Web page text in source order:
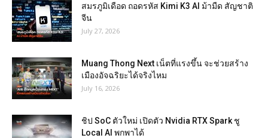
สมรภูมิเดือด ถอดรหัส Kimi K3 AI ม้ามืด สัญชาติ
จีน
July 27, 2026
Muang Thong Next เน็ตที่แรงขึ้น จะช่วยสร้าง
เมืองอัจฉริยะได้จริงไหม
July 16, 2026
ชิป SoC ตัวใหม่ เปิดตัว Nvidia RTX Spark ชู
Local AI พกพาได้